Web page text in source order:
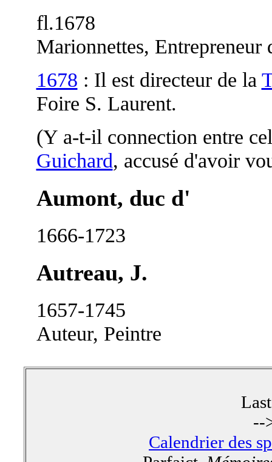
fl.1678
Marionnettes, Entrepreneur
1678 : Il est directeur de la
Foire S. Laurent.
(Y a-t-il connection entre
Guichard, accusé d'avoir
Aumont, duc d'
1666-1723
Autreau, J.
1657-1745
Auteur, Peintre
--
Calendrier des